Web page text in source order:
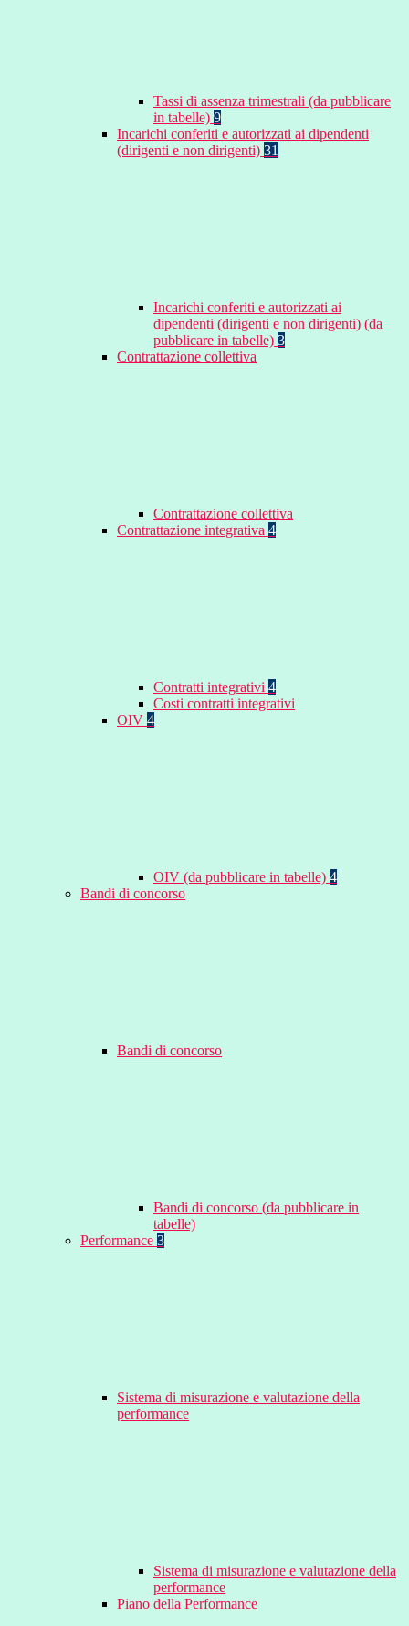
Tassi di assenza trimestrali (da pubblicare
in tabelle) 9
Incarichi conferiti e autorizzati ai dipendenti
(dirigenti e non dirigenti) 31
Incarichi conferiti e autorizzati ai
dipendenti (dirigenti e non dirigenti) (da
pubblicare in tabelle) 3
Contrattazione collettiva
Contrattazione collettiva
Contrattazione integrativa 4
Contratti integrativi 4
Costi contratti integrativi
OIV 4
OIV (da pubblicare in tabelle) 4
Bandi di concorso
Bandi di concorso
Bandi di concorso (da pubblicare in
tabelle)
Performance 3
Sistema di misurazione e valutazione della
performance
Sistema di misurazione e valutazione della
performance
Piano della Performance